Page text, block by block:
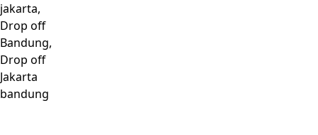
jakarta,
Drop off
Bandung,
Drop off
Jakarta
bandung